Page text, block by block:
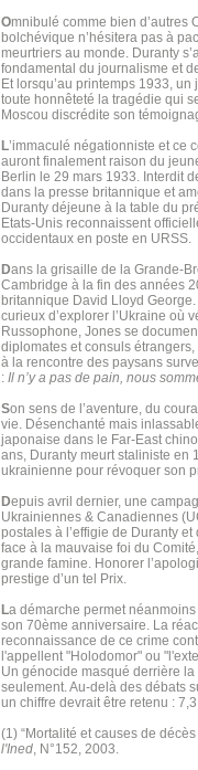
Omnibulé comme bien d’autres
bolchévique n’hésitera pas à
meurtriers au monde. Duranty
fondamental du journalisme et
Et lorsqu’au printemps 1933,
toute honnêteté la tragédie qui
Moscou discrédite son
L’immaculé négationniste et ce
auront finalement raison du
Berlin le 29 mars 1933. Interdit
dans la presse britannique et
Duranty déjeune à la table du
Etats-Unis reconnaissent
occidentaux en poste en URSS.
Dans la grisaille de la Grande-
Cambridge à la fin des années
britannique David Lloyd
curieux d’explorer l’Ukraine où
Russophone, Jones se
diplomates et consuls
à la rencontre des paysans
: Il n’y a pas de pain, nous
Son sens de l’aventure, du
vie. Désenchanté mais
japonaise dans le Far-East
ans, Duranty meurt staliniste en
ukrainienne pour révoquer son
Depuis avril dernier, une
Ukrainiennes & Canadiennes
postales à l’effigie de Duranty
face à la mauvaise foi du
grande famine. Honorer
prestige d’un tel Prix.
La démarche permet
son 70ème anniversaire. La
reconnaissance de ce crime
l'appellent "Holodomor" ou
Un génocide masqué derrière
seulement. Au-delà des débats
un chiffre devrait être retenu :
(1) “Mortalité et causes de
l'Ined, N°152, 2003.